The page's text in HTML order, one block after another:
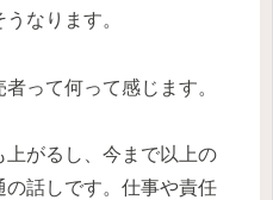
なります。
って何って感じます。
がるし、今まで以上の
話しです。仕事や責任